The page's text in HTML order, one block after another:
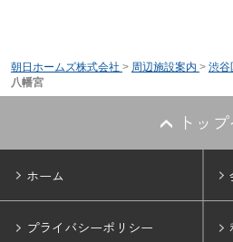
朝日ホームズ株式会社 > 周辺施設案内 > 渋谷
八幡宮
トッ
ホーム
プライバシーポリシー